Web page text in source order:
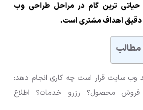
حیاتی ترین گام در مراحل طراحی وب
اهداف مشتری است.
وب سایت قرار است چه کاری انجام دهد:
فروش محصول؟ رزرو خدمات؟ اطلاع